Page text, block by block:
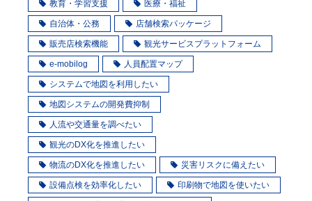
教育・学習支援 医療・福祉
自治体・公務 店舗検索パッケージ
販売店検索機能 観光サービスプラットフォーム
e-mobilog 人員配置マップ
システムで地図を利用したい
地図システムの開発費抑制
人流や交通量を調べたい
観光のDX化を推進したい
物流のDX化を推進したい 災害リスクに備えたい
設備点検を効率化したい 印刷物で地図を使いたい